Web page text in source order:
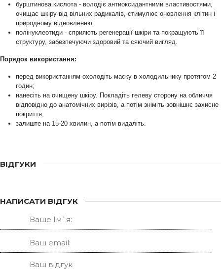
бурштинова кислота - володіє антиоксидантними властивостями,
очищає шкіру від вільних радикалів, стимулює оновлення клітин і
природному відновленню.
полінуклеотиди - сприяють регенерації шкіри та покращують її
структуру, забезпечуючи здоровий та сяючий вигляд.
Порядок використання:
перед використанням охолодіть маску в холодильнику протягом 2
годин;
нанесіть на очищену шкіру. Покладіть гелеву сторону на обличчя
відповідно до анатомічних вирізів, а потім зніміть зовнішнє захисне
покриття;
залиште на 15-20 хвилин, а потім видаліть.
ВІДГУКИ
НАПИСАТИ ВІДГУК